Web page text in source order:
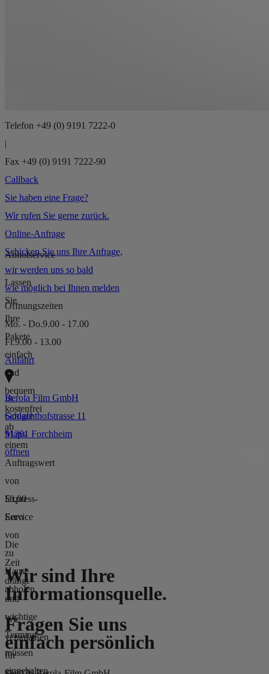
Telefon +49 (0) 9191 7222-0
|
Fax +49 (0) 9191 7222-90
Callback
Sie haben eine Frage?
Wir rufen Sie gerne zurück.
Online-Anfrage
Schicken Sie uns Ihre Anfrage,
wir werden uns so bald
wie möglich bei Ihnen melden
Öffnungszeiten
Mo. - Do.9.00 - 17.00
Fr.9.00 - 13.00
Anfahrt
Berola Film GmbH
Schlachthofstrasse 11
91301 Forchheim
In
Google
Maps
öffnen
Wir sind Ihre
Informationsquelle.
Fragen Sie uns
einfach persönlich
Abholservice
Lassen
Sie
Ihre
Pakete
einfach
und
bequem
kostenfrei
ab
einem
Auftragswert
von
50,00
Euro
von
zu
Hause
abholen.
Wir
veranlassen
für
Express-
Service
Die
Zeit
drängt
und
wichtige
Termine
müssen
eingehalten